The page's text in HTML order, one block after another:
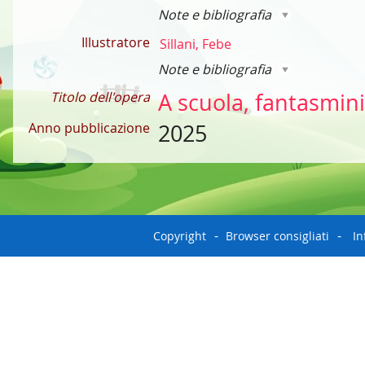
Note e bibliografia
Illustratore Sillani, Febe
Note e bibliografia
Titolo dell'opera A scuola,
Anno pubblicazione 2025
Copyright Browser consigliati